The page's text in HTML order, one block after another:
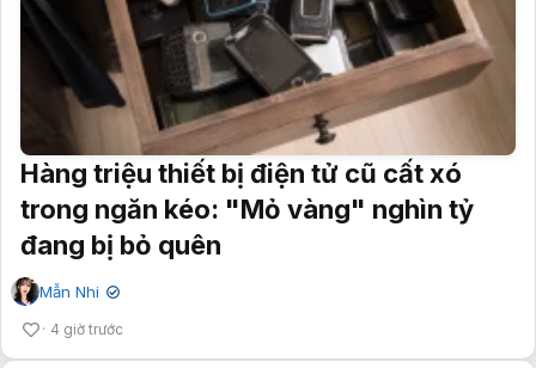
Hàng triệu thiết bị điện tử cũ cất xó
trong ngăn kéo: "Mỏ vàng" nghìn tỷ
đang bị bỏ quên
Mẫn Nhi ✔
4 giờ trước